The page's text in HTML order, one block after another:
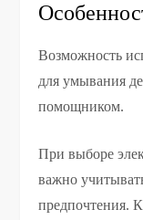
Возможность
для умывания
помощником.
При выборе
важно
предпочтения.